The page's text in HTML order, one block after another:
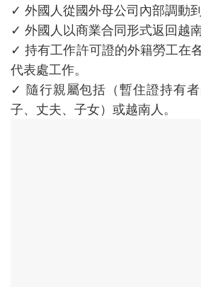
✓ 外國人從國外母公司內部調動
✓ 外國人以商業合同形式返回越
✓ 持有工作許可證的外籍勞工在
代表處工作。
✓ 隨行親屬包括（暫住證持有
子、丈夫、子女）或越南人。